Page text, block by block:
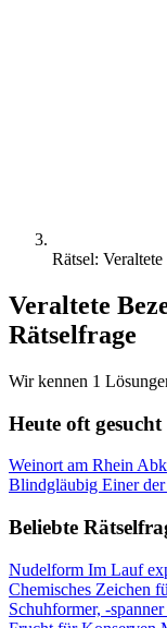
Rätsel:
Veraltete
Rätselfrage
Wir kennen 1
Heute oft gesucht
Weinort am Rhein
Blindgläubig Einer
Beliebte
Nudelform Im Lauf
Chemisches Zeichen
Schuhformer, -spanner